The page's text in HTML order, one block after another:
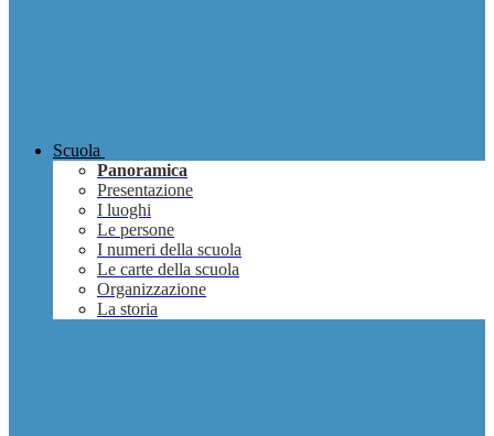
Scuola
Panoramica
Presentazione
I luoghi
Le persone
I numeri della scuola
Le carte della scuola
Organizzazione
La storia